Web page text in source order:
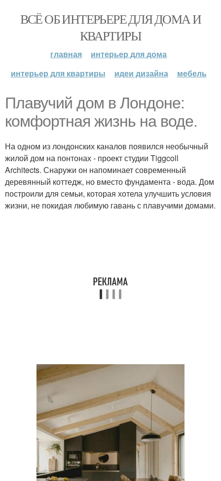
ВСЁ ОБ ИНТЕРЬЕРЕ ДЛЯ ДОМА И
КВАРТИРЫ
главная
интерьер для дома
интерьер для квартиры
идеи дизайна мебель
Плавучий дом в Лондоне:
комфортная жизнь на воде.
На одном из лондонских каналов появился необычный
жилой дом на понтонах - проект студии Tiggcoll
Architects. Снаружи он напоминает современный
деревянный коттедж, но вместо фундамента - вода. Дом
построили для семьи, которая хотела улучшить условия
жизни, не покидая любимую гавань с плавучими домами.